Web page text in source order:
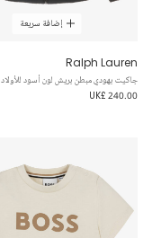
إضافة سريعة
Ralph Lauren
جاكيت بهودي مبطن بريش لون أسود للأولاد
UK£ 240.00